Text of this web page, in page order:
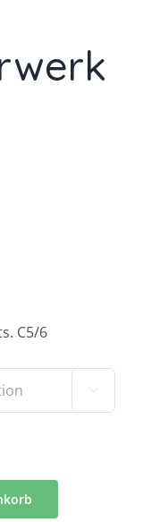
C5/6
